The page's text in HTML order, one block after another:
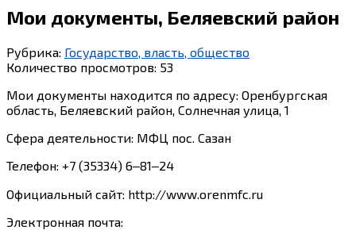
Мои документы, Беляевский район
Рубрика: Государство, власть, общество
Количество просмотров: 53
Мои документы находится по адресу: Оренбургская
область, Беляевский район, Солнечная улица, 1
Сфера деятельности: МФЦ пос. Сазан
Телефон: +7 (35334) 6‒81‒24
Официальный сайт: http://www.orenmfc.ru
Электронная почта: